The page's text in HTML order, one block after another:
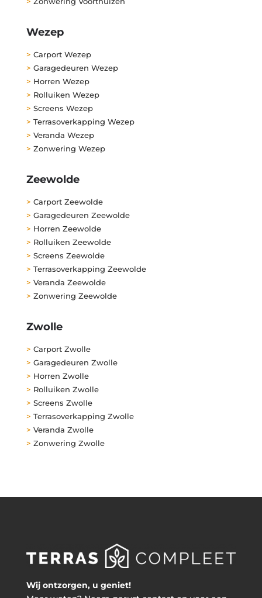
Wezep
> Carport Wezep
> Garagedeuren Wezep
> Horren Wezep
> Rolluiken Wezep
> Screens Wezep
> Terrasoverkapping Wezep
> Veranda Wezep
> Zonwering Wezep
Zeewolde
> Carport Zeewolde
> Garagedeuren Zeewolde
> Horren Zeewolde
> Rolluiken Zeewolde
> Screens Zeewolde
> Terrasoverkapping Zeewolde
> Veranda Zeewolde
> Zonwering Zeewolde
Zwolle
> Carport Zwolle
> Garagedeuren Zwolle
> Horren Zwolle
> Rolluiken Zwolle
> Screens Zwolle
> Terrasoverkapping Zwolle
> Veranda Zwolle
> Zonwering Zwolle
Wij ontzorgen, u geniet!